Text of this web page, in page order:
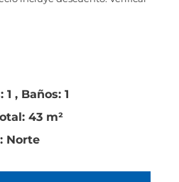
, Baños: 1
43 m²
Norte